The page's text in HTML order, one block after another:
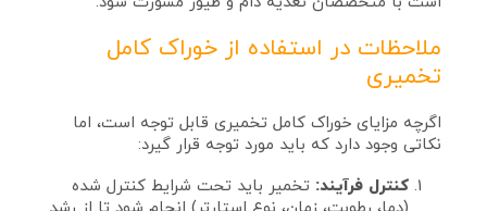
ملاحظات در استفاده از خوراک کامل
تخمیری
اگرچه مزایای خوراک کامل تخمیری قابل توجه است، اما
نکاتی وجود دارد که باید مورد توجه قرار گیرد:
کنترل فرآیند: تخمیر باید تحت شرایط کنترل شده